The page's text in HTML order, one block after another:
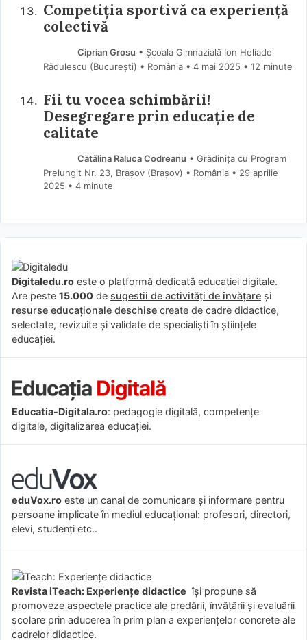
Competiția sportivă ca experiență
colectivă
Ciprian Grosu • Școala Gimnazială Ion Heliade
Rădulescu (Bucureşti) • România
4 mai 2025 • 12 minute
Fii tu vocea schimbării!
Desegregare prin educație de
calitate
Cătălina Raluca Codreanu • Grădinița cu Program
Prelungit Nr. 23, Brașov (Braşov) • România
29 aprilie
2025 • 4 minute
Digitaledu.ro este o platformă dedicată educației digitale.
Are peste 15.000 de sugestii de activități de învățare și
resurse educaționale deschise create de cadre didactice,
selectate, revizuite și validate de specialiști în științele
educației.
Educatia-Digitala.ro: pedagogie digitală, competențe
digitale, digitalizarea educației.
eduVox.ro este un canal de comunicare și informare pentru
persoane implicate în mediul educațional: profesori, directori,
elevi, studenți etc..
Revista iTeach: Experienţe didactice îşi propune să
promoveze aspectele practice ale predării, învăţării şi evaluării
şcolare prin aducerea în prim plan a experienţelor concrete ale
cadrelor didactice.